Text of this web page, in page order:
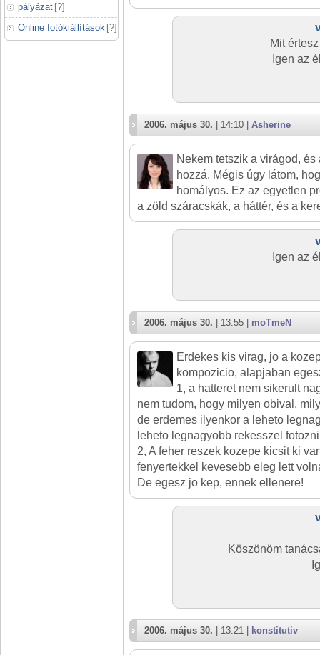
pályázat [?]
Online fotókiállítások [?]
Mit
Igen az
2006. május 30. | 14:10 | Asherine
Nekem tetszik a virágod,
hozzá. Mégis úgy látom,
homályos. Ez az egyetlen
a zöld száracskák, a háttér, és a
Igen az
2006. május 30. | 13:55 | moTmeN
Erdekes kis virag, jo a
kompozicio, alapjaban
1, a hatteret nem sikerult
nem tudom, hogy milyen obival,
de erdemes ilyenkor a leheto
leheto legnagyobb rekesszel
2, A feher reszek kozepe kicsit ki
fenyertekkel kevesebb eleg lett
De egesz jo kep, ennek ellenere!
Köszönöm
2006. május 30. | 13:21 | konstitutiv